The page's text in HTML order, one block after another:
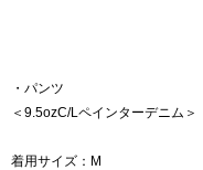
・パンツ
＜9.5ozC/Lペインターデニム＞
着用サイズ：M